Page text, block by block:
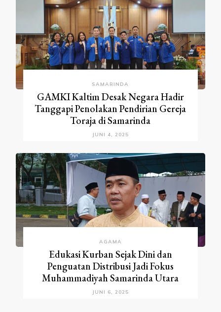
SAMARINDA
GAMKI Kaltim Desak Negara Hadir
Tanggapi Penolakan Pendirian Gereja
Toraja di Samarinda
JUNI 4, 2025
AGAMA
Edukasi Kurban Sejak Dini dan
Penguatan Distribusi Jadi Fokus
Muhammadiyah Samarinda Utara
JUNI 6, 2025